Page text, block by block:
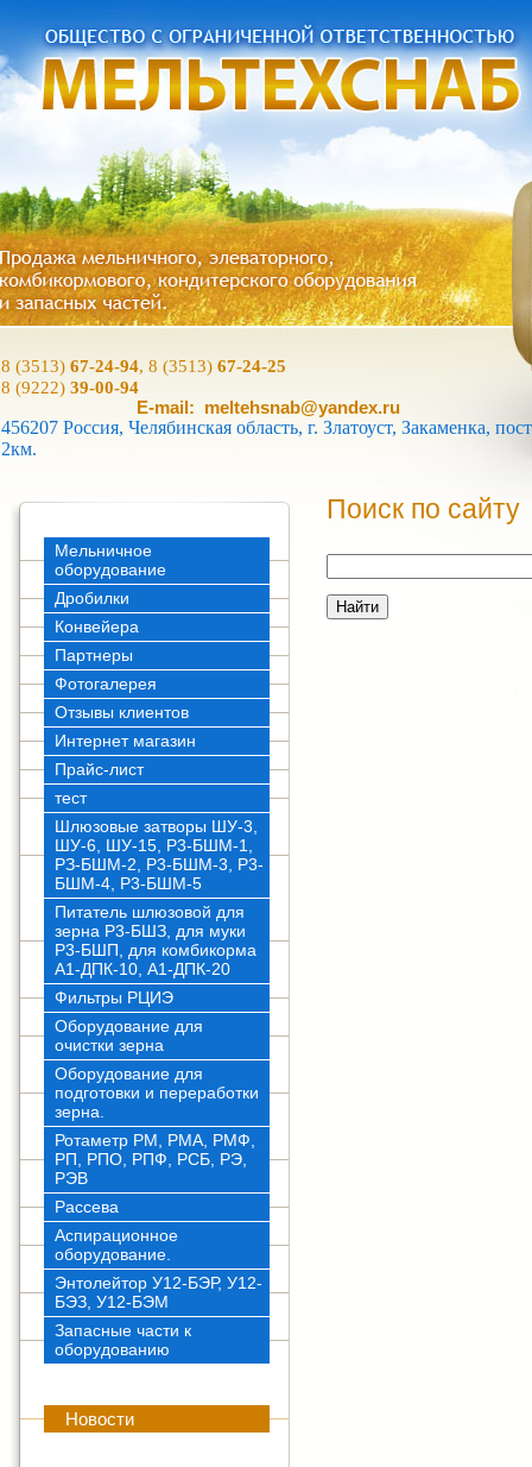
8 (3513) 67-24-94, 8 (3513) 67-24-25
8 (9222) 39-00-94
E-mail: meltehsnab@yandex.ru
456207 Россия, Челябинская область, г. Златоуст, Закаменка, пост
2км.
Мельничное
оборудование
Дробилки
Конвейера
Партнеры
Фотогалерея
Отзывы клиентов
Интернет магазин
Прайс-лист
тест
Шлюзовые затворы ШУ-3,
ШУ-6, ШУ-15, Р3-БШМ-1,
РЗ-БШМ-2, Р3-БШМ-3, Р3-
БШМ-4, Р3-БШМ-5
Питатель шлюзовой для
зерна Р3-БШЗ, для муки
Р3-БШП, для комбикорма
А1-ДПК-10, А1-ДПК-20
Фильтры РЦИЭ
Оборудование для
очистки зерна
Оборудование для
подготовки и переработки
зерна.
Ротаметр РМ, РМА, РМФ,
РП, РПО, РПФ, РСБ, РЭ,
РЭВ
Рассева
Аспирационное
оборудование.
Энтолейтор У12-БЭР, У12-
БЭЗ, У12-БЭМ
Запасные части к
оборудованию
Новости
Поиск по сайту